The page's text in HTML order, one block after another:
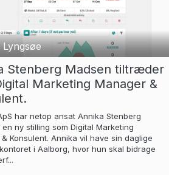
Lyngsøe
Stenberg Madsen tiltræder
Marketing Manager &
har netop ansat Annika Stenberg
ny stilling som Digital Marketing
Konsulent. Annika vil have sin daglige
i Aalborg, hvor hun skal bidrage